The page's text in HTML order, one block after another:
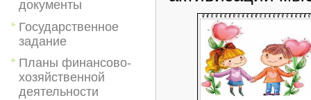
документы
Государственное
задание
Планы финансово-
хозяйственной
деятельности